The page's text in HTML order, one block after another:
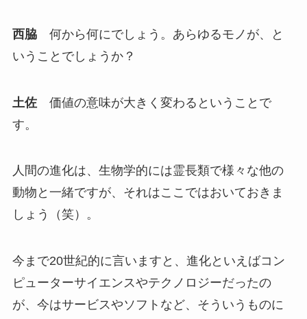
西脇何から何にでしょう。あらゆるモノが、と
いうことでしょうか？
土佐価値の意味が大きく変わるということで
す。
人間の進化は、生物学的には霊長類で様々な他の
動物と一緒ですが、それはここではおいておきま
しょう（笑）。
今まで20世紀的に言いますと、進化といえばコン
ピューターサイエンスやテクノロジーだったの
が、今はサービスやソフトなど、そういうものに